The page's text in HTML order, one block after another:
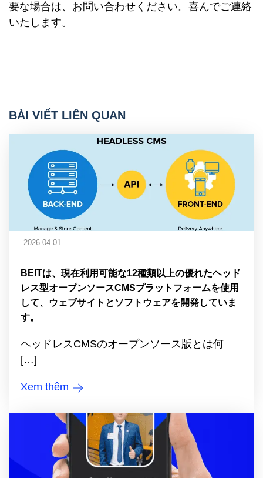
要な場合は、お問い合わせください。喜んでご連絡
いたします。
BÀI VIẾT LIÊN QUAN
2026.04.01
BEITは、現在利用可能な12種類以上の優れたヘッド
レス型オープンソースCMSプラットフォームを使用
して、ウェブサイトとソフトウェアを開発していま
す。
ヘッドレスCMSのオープンソース版とは何
[…]
Xem thêm